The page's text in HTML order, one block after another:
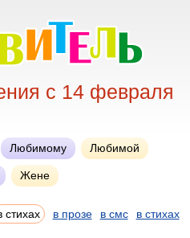
с 14 февраля
Любимому Любимой
Жене
стихах в прозе в смс в стихах